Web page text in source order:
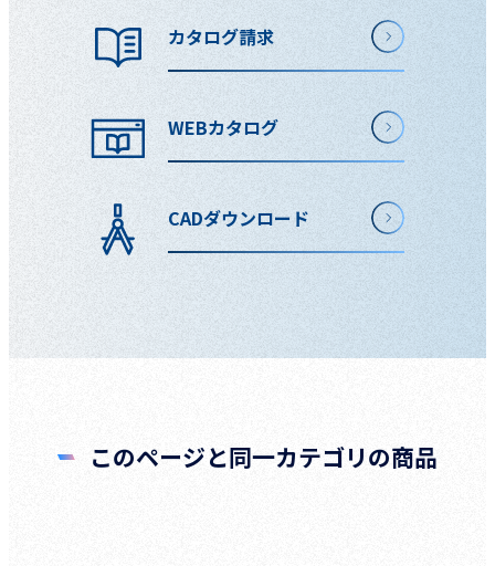
カタログ請求
WEBカタログ
CADダウンロード
このページと同一カテゴリの商品